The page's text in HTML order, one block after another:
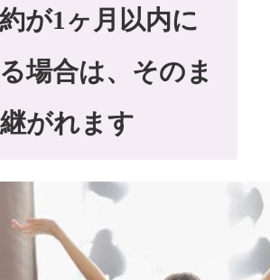
が1ヶ月以内に
場合は、そのま
がれます